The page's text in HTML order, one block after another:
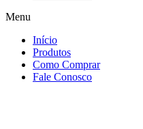
Menu
Início
Produtos
Como Comprar
Fale Conosco